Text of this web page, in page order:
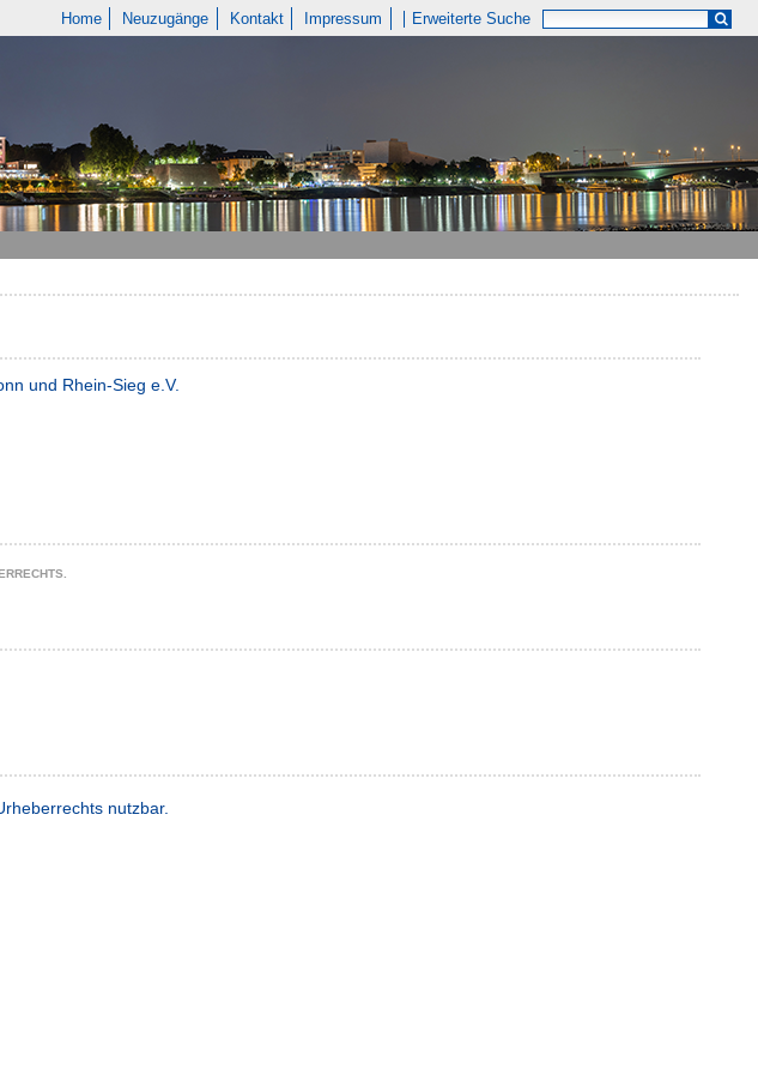
Home Neuzugänge Kontakt Impressum Erweiterte Suche
und Rhein-Sieg e.V.
nutzbar.